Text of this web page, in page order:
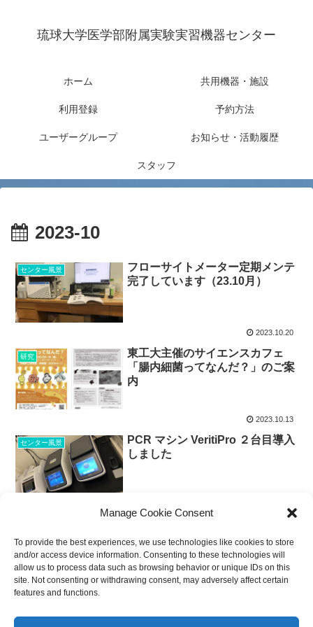
Manage Cookie Consent
To provide the best experiences, we use technologies like cookies to store
and/or access device information. Consenting to these technologies will
allow us to process data such as browsing behavior or unique IDs on this
site. Not consenting or withdrawing consent, may adversely affect certain
features and functions.
琉球大学医学部附属実験実習機器センター
ホーム 共用機器・施設
利用登録 予約方法
ユーザーグループ お知らせ・活動履歴
スタッフ
2023-10
センター風景
フローサイトメーター定期メンテ
完了しています（23.10月）
2023.10.20
研究
東工大主催のサイエンスカフェ
「腸内細菌ってなんだ？」のご案
内
2023.10.13
センター風景
PCR マシン VeritiPro ２台目導入
しました